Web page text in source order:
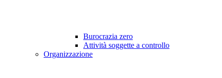
Burocrazia zero
Attività soggette a controllo
Organizzazione